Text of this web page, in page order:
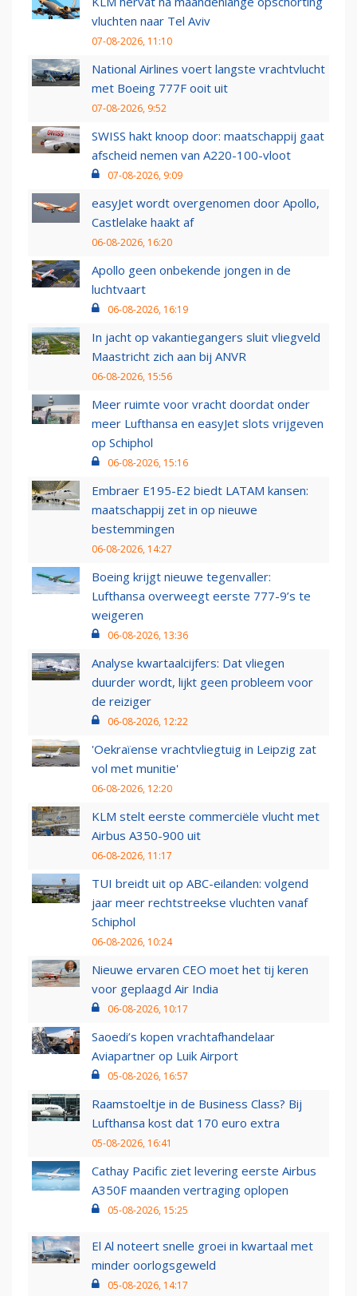
vluchten naar Tel Aviv
07-08-2026, 11:10
National Airlines voert langste vrachtvlucht
met Boeing 777F ooit uit
07-08-2026, 9:52
SWISS hakt knoop door: maatschappij gaat
afscheid nemen van A220-100-vloot
07-08-2026, 9:09
easyJet wordt overgenomen door Apollo,
Castlelake haakt af
06-08-2026, 16:20
Apollo geen onbekende jongen in de
luchtvaart
06-08-2026, 16:19
In jacht op vakantiegangers sluit vliegveld
Maastricht zich aan bij ANVR
06-08-2026, 15:56
Meer ruimte voor vracht doordat onder
meer Lufthansa en easyJet slots vrijgeven
op Schiphol
06-08-2026, 15:16
Embraer E195-E2 biedt LATAM kansen:
maatschappij zet in op nieuwe
bestemmingen
06-08-2026, 14:27
Boeing krijgt nieuwe tegenvaller:
Lufthansa overweegt eerste 777-9’s te
weigeren
06-08-2026, 13:36
Analyse kwartaalcijfers: Dat vliegen
duurder wordt, lijkt geen probleem voor
de reiziger
06-08-2026, 12:22
'Oekraïense vrachtvliegtuig in Leipzig zat
vol met munitie'
06-08-2026, 12:20
KLM stelt eerste commerciële vlucht met
Airbus A350-900 uit
06-08-2026, 11:17
TUI breidt uit op ABC-eilanden: volgend
jaar meer rechtstreekse vluchten vanaf
Schiphol
06-08-2026, 10:24
Nieuwe ervaren CEO moet het tij keren
voor geplaagd Air India
06-08-2026, 10:17
Saoedi’s kopen vrachtafhandelaar
Aviapartner op Luik Airport
05-08-2026, 16:57
Raamstoeltje in de Business Class? Bij
Lufthansa kost dat 170 euro extra
05-08-2026, 16:41
Cathay Pacific ziet levering eerste Airbus
A350F maanden vertraging oplopen
05-08-2026, 15:25
El Al noteert snelle groei in kwartaal met
minder oorlogsgeweld
05-08-2026, 14:17